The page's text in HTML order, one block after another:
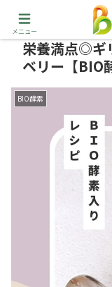
栄養満点◎ギ
ベリー【BIO
BIO酵素
メニュー